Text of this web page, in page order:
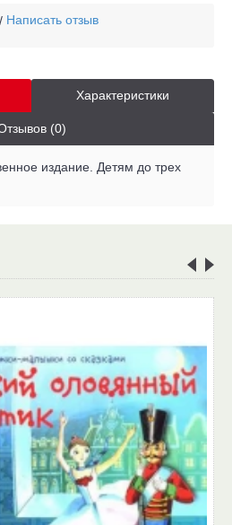
/ Написать отзыв
Характеристики
(0)
издание. Детям до трех